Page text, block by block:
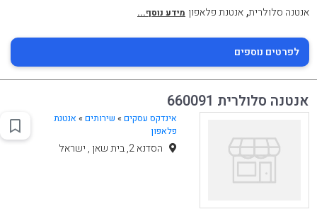
אנטנה סלולרית,אנטנת פלאפון מידע נוסף...
לפרטים נוספים
אנטנה סלולרית 660091
אינדקס עסקים » שירותים» אנטנת
פלאפון
הסדנא 2, בית שאן , ישראל